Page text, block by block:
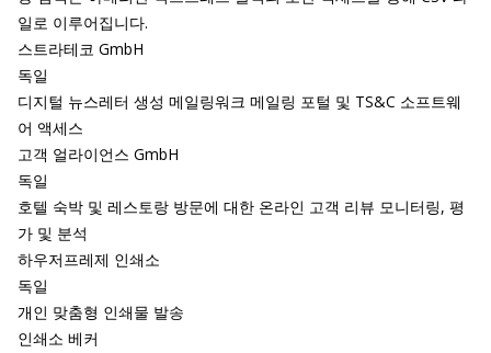
일로 이루어집니다.
스트라테코 GmbH
독일
디지털 뉴스레터 생성 메일링워크 메일링 포털 및 TS&C 소프트웨
어 액세스
고객 얼라이언스 GmbH
독일
호텔 숙박 및 레스토랑 방문에 대한 온라인 고객 리뷰 모니터링, 평
가 및 분석
하우저프레제 인쇄소
독일
개인 맞춤형 인쇄물 발송
인쇄소 베커